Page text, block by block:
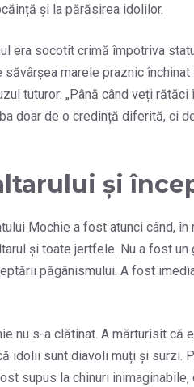
și la părăsirea idolilor.
era socotit crimă împotriva
marele praznic
tuturor: „Până când veți
doar de o credință diferită, ci
și
Mochie a fost atunci când,
și toate jertfele. Nu a fost
păgânismului. A fost
nu s-a clătinat. A mărturisit că
idolii sunt diavoli muți și surzi.
supus la chinuri